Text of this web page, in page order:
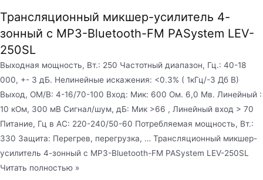
Трансляционный микшер-усилитель 4-
зонный с MP3-Bluetooth-FM PASystem LEV-
250SL
Выходная мощность, Вт.: 250 Частотный диапазон, Гц.: 40-18
000, +- 3 дБ. Нелинейные искажения: <0.3% ( 1кГц/-3 Дб В)
Выход, ОМ/В: 4-16/70-100 Вход: Мик: 600 Ом. 6,0 Мв. Линейный :
10 кОм, 300 мВ Сигнал/шум, дБ: Мик >66 , Линейный вход > 70
Питание, Гц в АС: 220-240/50-60 Потребляемая мощность, Вт.:
330 Защита: Перегрев, перегрузка, … Трансляционный микшер-
усилитель 4-зонный с MP3-Bluetooth-FM PASystem LEV-250SL
Читать полностью »